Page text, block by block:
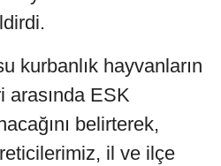
kurbanlık hayvanların
arasında ESK
belirterek,
il ve ilçe